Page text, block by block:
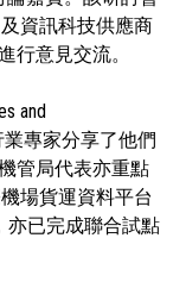
資訊科技供應商
行意見交流。
and
業專家分享了他們
管局代表亦重點
場貨運資料平台
亦已完成聯合試點